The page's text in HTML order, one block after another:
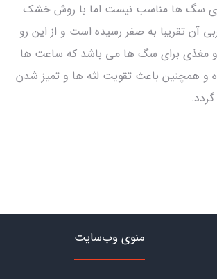
سگ ها مناسب نیست اما با روش خشک
آن تقریبا به صفر رسیده است و از این رو
مغذی برای سگ ها می باشد که ساعت ها
و همچنین باعث تقویت لثه ها و تمیز شدن
منوی وب‌سایت